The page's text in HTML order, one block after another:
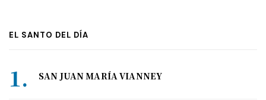
EL SANTO DEL DÍA
SAN JUAN MARÍA VIANNEY